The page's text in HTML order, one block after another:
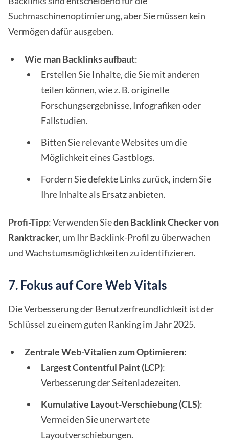
Suchmaschinenoptimierung, aber Sie müssen kein
Vermögen dafür ausgeben.
Wie man Backlinks aufbaut:
Erstellen Sie Inhalte, die Sie mit anderen
teilen können, wie z. B. originelle
Forschungsergebnisse, Infografiken oder
Fallstudien.
Bitten Sie relevante Websites um die
Möglichkeit eines Gastblogs.
Fordern Sie defekte Links zurück, indem Sie
Ihre Inhalte als Ersatz anbieten.
Profi-Tipp: Verwenden Sieden Backlink Checker von
Ranktracker, um Ihr Backlink-Profil zu überwachen
und Wachstumsmöglichkeiten zu identifizieren.
7. Fokus auf Core Web Vitals
Die Verbesserung der Benutzerfreundlichkeit ist der
Schlüssel zu einem guten Ranking im Jahr 2025.
Zentrale Web-Vitalien zum Optimieren:
Largest Contentful Paint (LCP):
Verbesserung der Seitenladezeiten.
Kumulative Layout-Verschiebung (CLS):
Vermeiden Sie unerwartete
Layoutverschiebungen.